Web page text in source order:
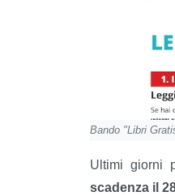
Bando "Libri
Ultimi giorni
scadenza il